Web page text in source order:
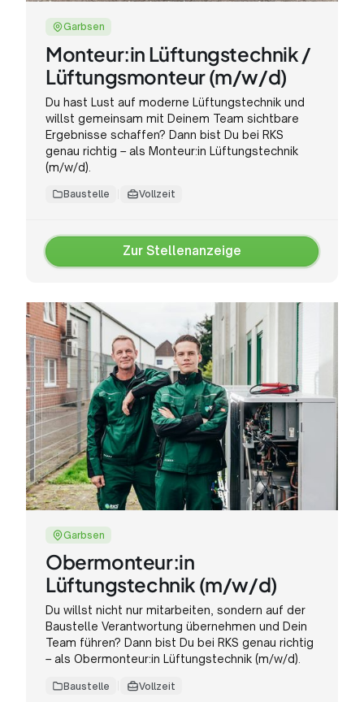
Garbsen
Monteur:in Lüftungstechnik /
Lüftungsmonteur (m/w/d)
Du hast Lust auf moderne Lüftungstechnik und
willst gemeinsam mit Deinem Team sichtbare
Ergebnisse schaffen? Dann bist Du bei RKS
genau richtig – als Monteur:in Lüftungstechnik
(m/w/d).
Baustelle Vollzeit
Zur Stellenanzeige
Zur
Garbsen
Obermonteur:in
Lüftungstechnik (m/w/d)
Du willst nicht nur mitarbeiten, sondern auf der
Baustelle Verantwortung übernehmen und Dein
Team führen? Dann bist Du bei RKS genau richtig
– als Obermonteur:in Lüftungstechnik (m/w/d).
Baustelle Vollzeit